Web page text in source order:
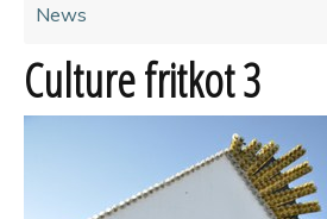
News
Culture fritkot 3